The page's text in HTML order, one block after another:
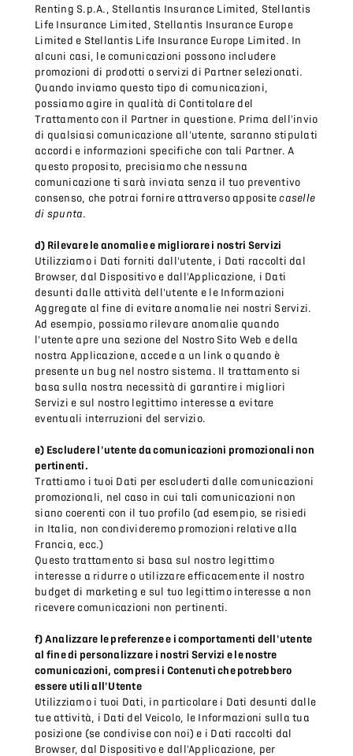
Renting S.p.A., Stellantis Insurance Limited, Stellantis
Life Insurance Limited, Stellantis Insurance Europe
Limited e Stellantis Life Insurance Europe Limited. In
alcuni casi, le comunicazioni possono includere
promozioni di prodotti o servizi di Partner selezionati.
Quando inviamo questo tipo di comunicazioni,
possiamo agire in qualità di Contitolare del
Trattamento con il Partner in questione. Prima dell'invio
di qualsiasi comunicazione all'utente, saranno stipulati
accordi e informazioni specifiche con tali Partner. A
questo proposito, precisiamo che nessuna
comunicazione ti sarà inviata senza il tuo preventivo
consenso, che potrai fornire attraverso appositecaselle
di spunta.
d) Rilevare le anomalie e migliorare i nostri Servizi
Utilizziamo i Dati forniti dall'utente, i Dati raccolti dal
Browser, dal Dispositivo e dall'Applicazione, i Dati
desunti dalle attività dell'utente e le Informazioni
Aggregate al fine di evitare anomalie nei nostri Servizi.
Ad esempio, possiamo rilevare anomalie quando
l'utente apre una sezione del Nostro Sito Web e della
nostra Applicazione, accede a un link o quando è
presente un bug nel nostro sistema. Il trattamento si
basa sulla nostra necessità di garantire i migliori
Servizi e sul nostro legittimo interesse a evitare
eventuali interruzioni del servizio.
e) Escludere l'utente da comunicazioni promozionali non
pertinenti.
Trattiamo i tuoi Dati per escluderti dalle comunicazioni
promozionali, nel caso in cui tali comunicazioni non
siano coerenti con il tuo profilo (ad esempio, se risiedi
in Italia, non condivideremo promozioni relative alla
Francia, ecc.)
Questo trattamento si basa sul nostro legittimo
interesse a ridurre o utilizzare efficacemente il nostro
budget di marketing e sul tuo legittimo interesse a non
ricevere comunicazioni non pertinenti.
f) Analizzare le preferenze e i comportamenti dell'utente
al fine di personalizzare i nostri Servizi e le nostre
comunicazioni, compresi i Contenuti che potrebbero
essere utili all'Utente
Utilizziamo i tuoi Dati, in particolare i Dati desunti dalle
tue attività, i Dati del Veicolo, le Informazioni sulla tua
posizione (se condivise con noi) e i Dati raccolti dal
Browser, dal Dispositivo e dall'Applicazione, per